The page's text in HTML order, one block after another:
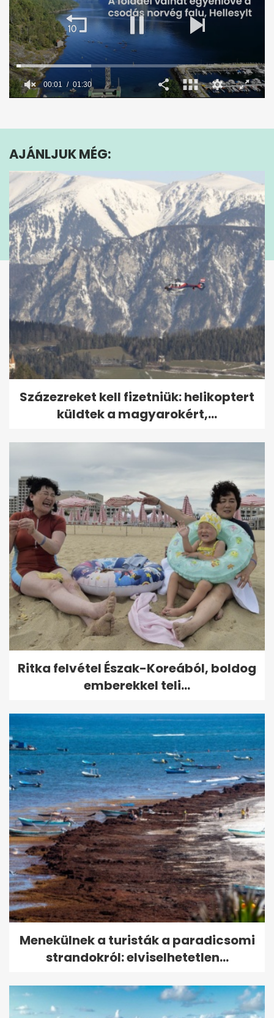
1
30
seconds
00:02 01:30
AJÁNLJUK MÉG:
Százezreket kell fizetniük: helikoptert
küldtek a magyarokért,...
Ritka felvétel Észak-Koreából, boldog
emberekkel teli...
Menekülnek a turisták a paradicsomi
strandokról: elviselhetetlen...